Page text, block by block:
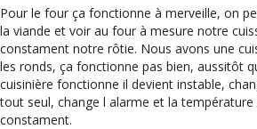
Pour le four ça fonctionne à merveille, on
la viande et voir au four à mesure notre
constament notre rôtie. Nous avons une
les ronds, ça fonctionne pas bien, aussitôt
cuisinière fonctionne il devient instable,
tout seul, change l alarme et la température
constament.